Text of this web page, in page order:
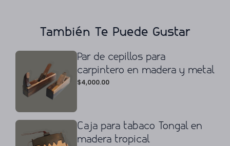
También Te Puede Gustar
Par de cepillos para
carpintero en madera y metal
$4,000.00
Caja para tabaco Tongal en
madera tropical